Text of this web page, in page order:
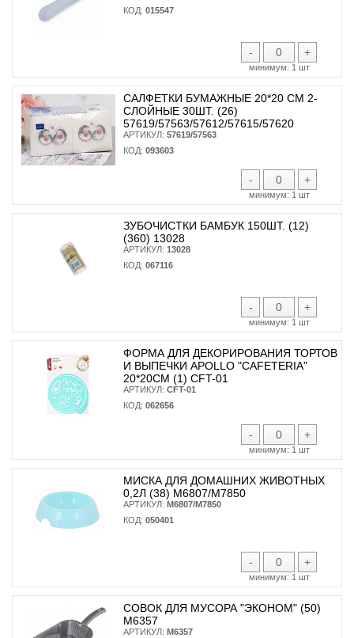
КОД: 015547
- +
минимум: 1 шт
САЛФЕТКИ БУМАЖНЫЕ 20*20 СМ 2-
СЛОЙНЫЕ 30ШТ. (26)
57619/57563/57612/57615/57620
АРТИКУЛ: 57619/57563
КОД: 093603
- +
минимум: 1 шт
ЗУБОЧИСТКИ БАМБУК 150ШТ. (12)
(360) 13028
АРТИКУЛ: 13028
КОД: 067116
- +
минимум: 1 шт
ФОРМА ДЛЯ ДЕКОРИРОВАНИЯ ТОРТОВ
И ВЫПЕЧКИ APOLLO "CAFETERIA"
20*20СМ (1) CFT-01
АРТИКУЛ: CFT-01
КОД: 062656
- +
минимум: 1 шт
МИСКА ДЛЯ ДОМАШНИХ ЖИВОТНЫХ
0,2Л (38) М6807/М7850
АРТИКУЛ: М6807/М7850
КОД: 050401
- +
минимум: 1 шт
СОВОК ДЛЯ МУСОРА "ЭКОНОМ" (50)
М6357
АРТИКУЛ: М6357